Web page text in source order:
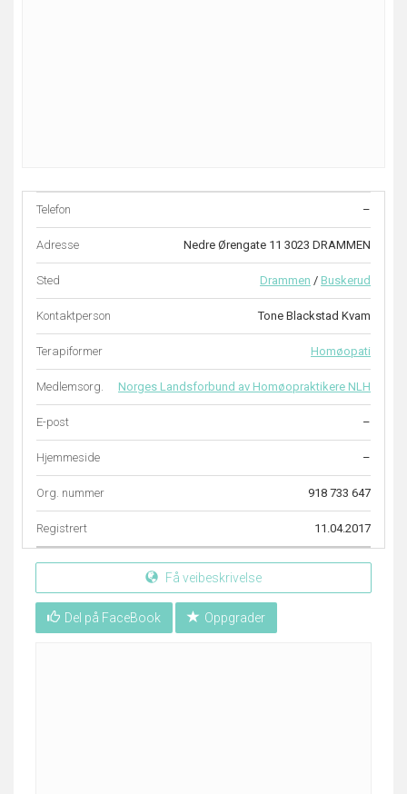
Telefon –
Adresse Nedre Ørengate 11 3023 DRAMMEN
Sted Drammen / Buskerud
Kontaktperson Tone Blackstad Kvam
Terapiformer Homøopati
Medlemsorg. Norges Landsforbund av Homøopraktikere NLH
E-post –
Hjemmeside –
Org. nummer 918 733 647
Registrert 11.04.2017
Få veibeskrivelse
Del på FaceBook Oppgrader